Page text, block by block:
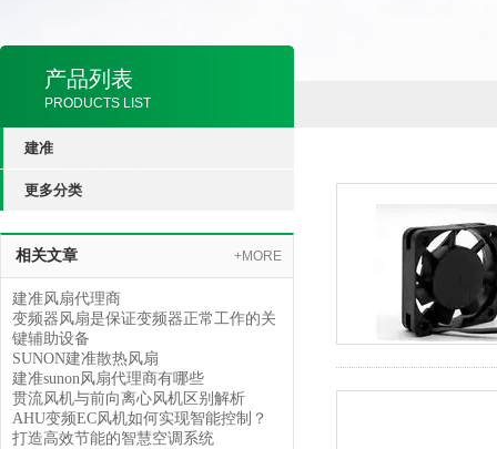
产品列表
PRODUCTS LIST
建准
更多分类
相关文章 +MORE
建准风扇代理商
变频器风扇是保证变频器正常工作的关
键辅助设备
SUNON建准散热风扇
建准sunon风扇代理商有哪些
贯流风机与前向离心风机区别解析
AHU变频EC风机如何实现智能控制？
打造高效节能的智慧空调系统